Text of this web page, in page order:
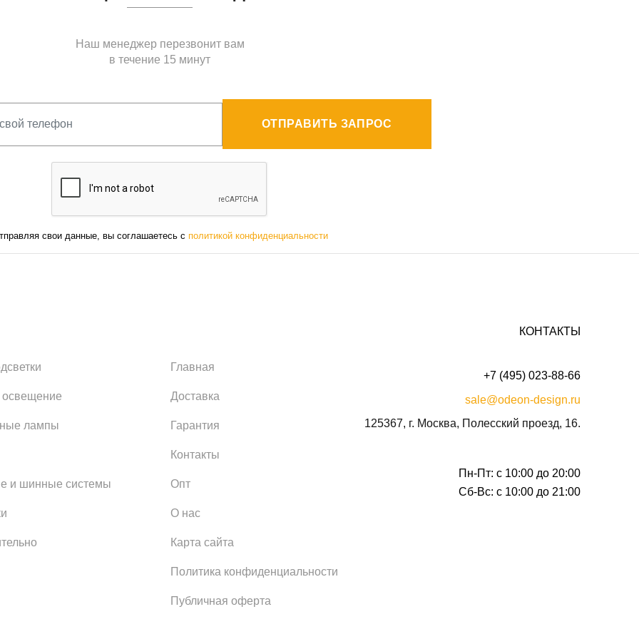
Наш менеджер перезвонит вам
в течение 15 минут
ОТПРАВИТЬ ЗАПРОС
свои данные, вы соглашаетесь с политикой конфиденциальности
освещение
лампы
и шинные системы
Главная
Доставка
Гарантия
Контакты
Опт
О нас
Карта сайта
Политика конфиденциальности
Публичная оферта
КОНТАКТЫ
+7 (495) 023-88-66
sale@odeon-design.ru
125367, г. Москва, Полесский проезд, 16.
Пн-Пт: с 10:00 до 20:00
Сб-Вс: с 10:00 до 21:00